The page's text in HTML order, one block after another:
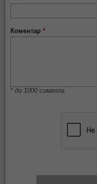
Коментар*
* до 1000 символа